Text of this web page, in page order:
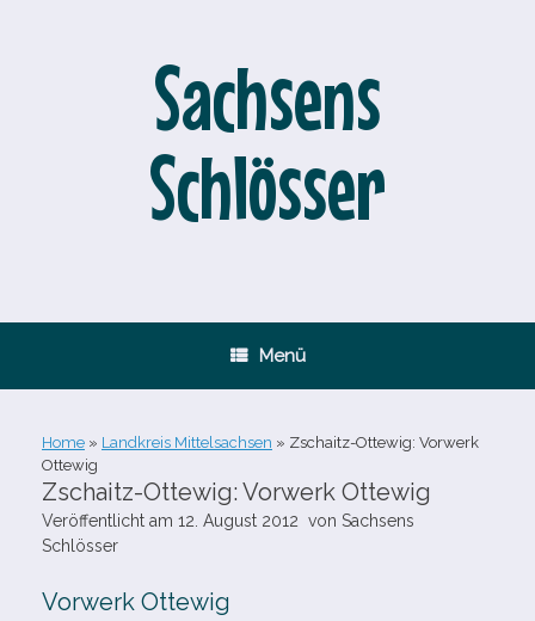
Sachsens
Schlösser
Menü
Home » Landkreis Mittelsachsen » Zschaitz-​Ottewig: Vorwerk
Ottewig
Zschaitz-​Ottewig: Vorwerk Ottewig
Veröffentlicht am 12. August 2012 von Sachsens
Schlösser
Vorwerk Ottewig